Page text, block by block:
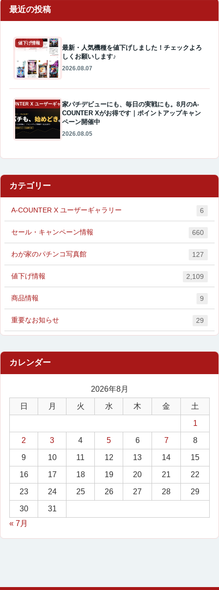
最近の投稿
値下げ情報
最新・人気機種を値下げしました！チェックよろ
しくお願いします♪
2026.08.07
A-COUNTER X ユーザーギャラリー家パチデビューにも、毎日の実戦にも。8月のA-
COUNTER Xがお得です｜ポイントアップキャン
ペーン開催中
2026.08.05
カテゴリー
A-COUNTER X ユーザーギャラリー 6
セール・キャンペーン情報 660
わが家のパチンコ写真館 127
値下げ情報 2,109
商品情報 9
重要なお知らせ 29
2026年8月
日 月 火 水 木 金 土
1
2 3 4 5 6 7 8
9 10 11 12 13 14 15
16 17 18 19 20 21 22
23 24 25 26 27 28 29
30
31
« 7月